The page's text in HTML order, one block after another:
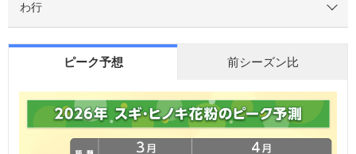
わ行
ピーク予想 前シーズン比